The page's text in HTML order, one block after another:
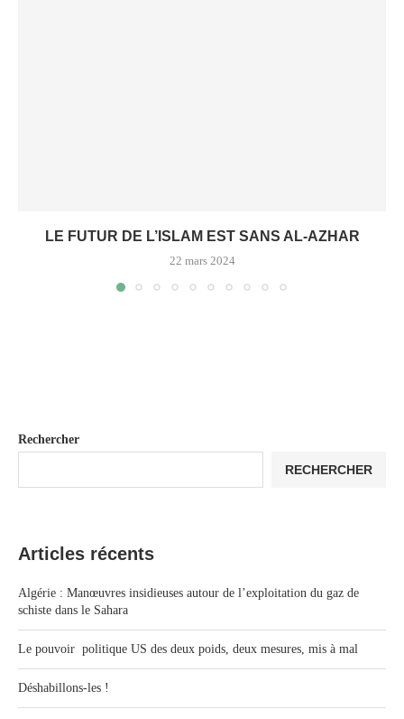
LE FUTUR DE L’ISLAM EST SANS AL-AZHAR
22 mars 2024
Rechercher
RECHERCHER
Articles récents
Algérie : Manœuvres insidieuses autour de l’exploitation du gaz de
schiste dans le Sahara
Le pouvoir politique US des deux poids, deux mesures, mis à mal
Déshabillons-les !